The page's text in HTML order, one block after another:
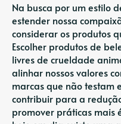
Na busca por um estilo
estender nossa
considerar os produtos
Escolher produtos de
livres de crueldade
alinhar nossos valores
marcas que não testam
contribuir para a
promover práticas mais